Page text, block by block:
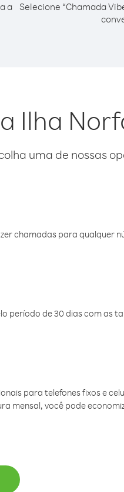
a
Selecione “Chamada
Ilha
uma de nossas
chamadas para qualquer
período de 30 dias com as
para telefones fixos e
mensal, você pode